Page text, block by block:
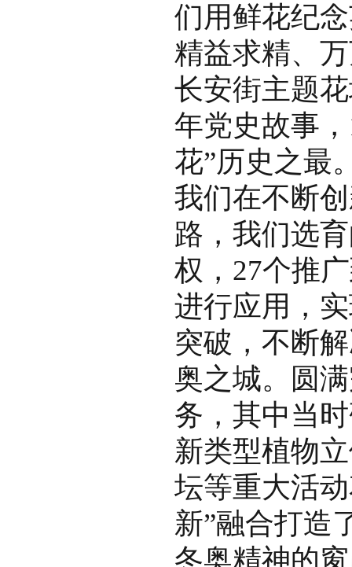
们用鲜花纪
精益求精、
长安街主题
年党史故事
花”历史之最
我们在不断
路，我们选
权，27个推
进行应用，
突破，不断
奥之城。圆
务，其中当
新类型植物
坛等重大活
新”融合打造
冬奥精神的